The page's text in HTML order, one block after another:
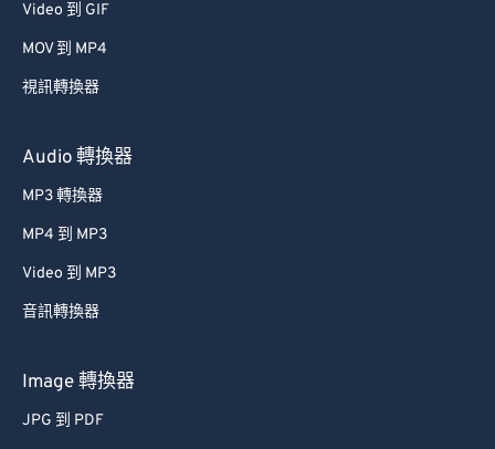
Video 到 GIF
MOV 到 MP4
視訊轉換器
Audio 轉換器
MP3 轉換器
MP4 到 MP3
Video 到 MP3
音訊轉換器
Image 轉換器
JPG 到 PDF